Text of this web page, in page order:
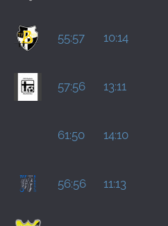
55:57 10:14
57:56 13:11
61:50 14:10
56:56 11:13